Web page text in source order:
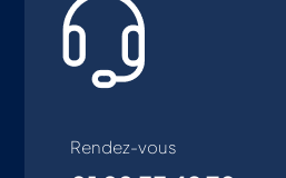
Rendez-vous